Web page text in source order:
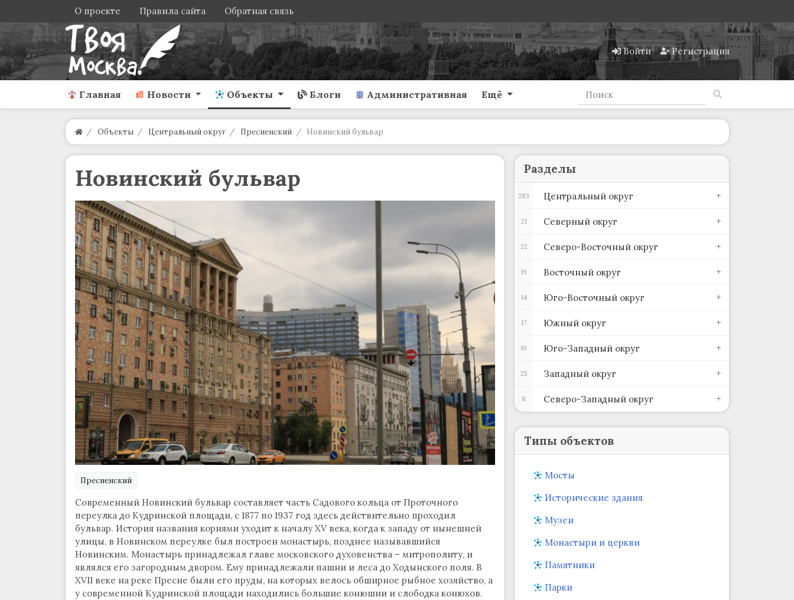
О проекте Правила сайта Обратная связь
Войти Регистрация
Главная Новости Объекты Блоги Административная Ещё
Объекты Центральный округ Пресненский Новинский бульвар
Новинский бульвар
Пресненский
Современный Новинский бульвар составляет часть Садового кольца от Проточного
переулка до Кудринской площади, с 1877 по 1937 год здесь действительно проходил
бульвар. История названия корнями уходит к началу XV века, когда к западу от нынешней
улицы, в Новинском переулке был построен монастырь, позднее называвшийся
Новинским. Монастырь принадлежал главе московского духовенства – митрополиту, и
являлся его загородным двором. Ему принадлежали пашни и леса до Ходынского поля. В
XVII веке на реке Пресне были его пруды, на которых велось обширное рыбное хозяйство, а
у современной Кудринской площади находились большие конюшни и слободка конюхов.
Разделы
Центральный округ
283
Северный округ
21
Северо-Восточный округ
22
Восточный округ
19
Юго-Восточный округ
14
Южный округ
17
Юго-Западный округ
10
Западный округ
25
Северо-Западный округ
8
Типы объектов
Мосты
Исторические здания
Музеи
Монастыри и церкви
Памятники
Парки